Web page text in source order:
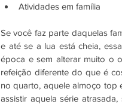
Atividades em família
Se você faz parte daquelas
e até se a lua está cheia,
época e sem alterar muito o
refeição diferente do que é
no quarto, aquele almoço top
assistir aquela série